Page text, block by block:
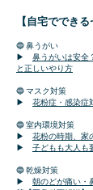
【自宅でできる
🔵 鼻うがい
▶ 鼻うがいは安全
と正しいやり方
🔵 マスク対策
▶ 花粉症・感染症
🔵 室内環境対策
​▶ 花粉の時期、家
▶ 子どもも大人も
🔵 乾燥対策
▶ 朝のどが痛い・